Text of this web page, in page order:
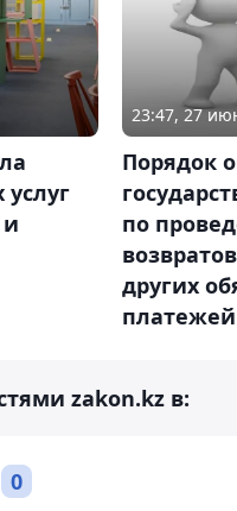
23:47, 27
Порядок
по
других
платежей
zakon.kz в:
0